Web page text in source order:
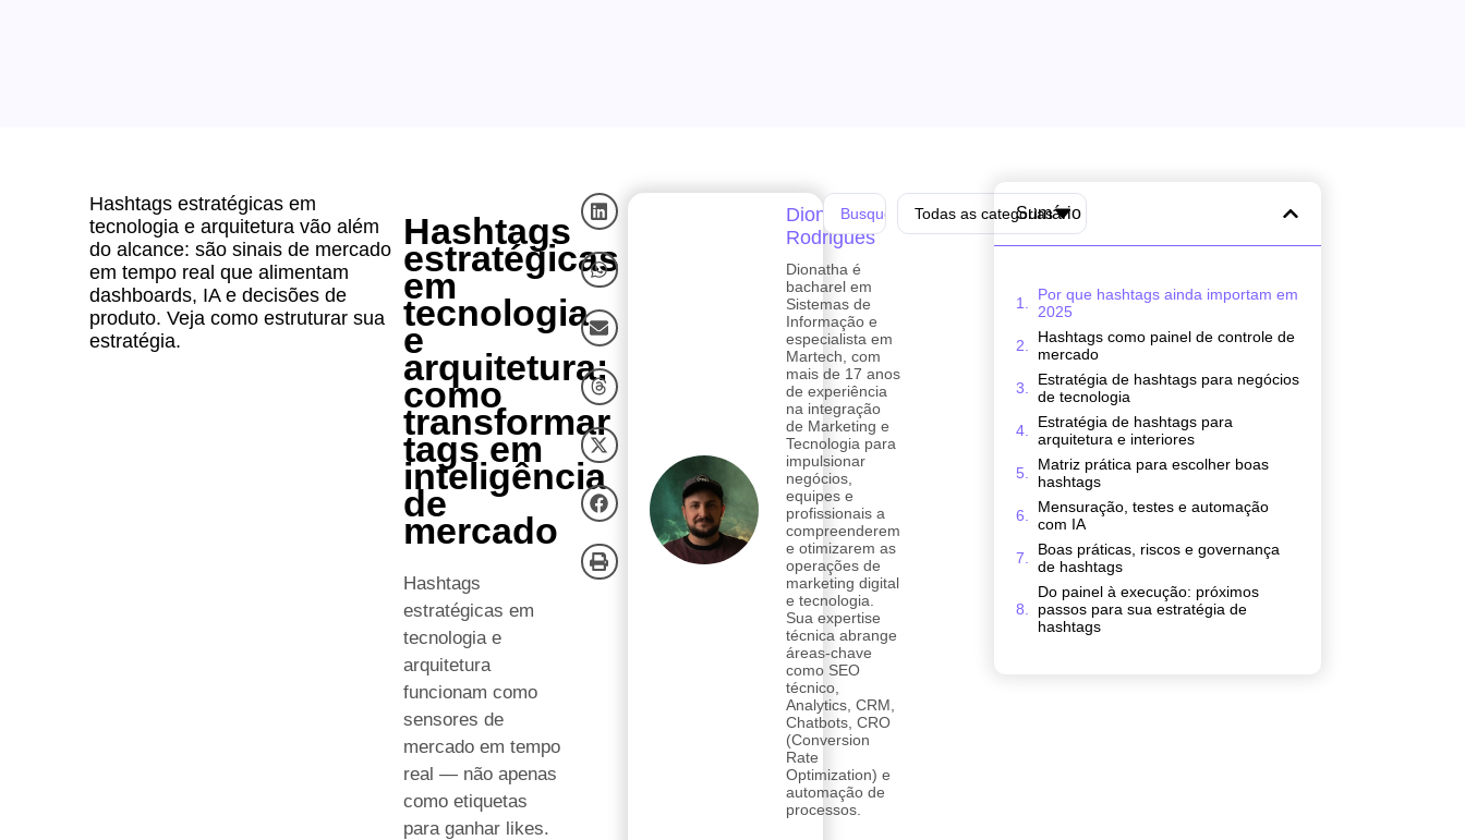
Hashtags estratégicas em
tecnologia e arquitetura vão além
do alcance: são sinais de mercado
em tempo real que alimentam
dashboards, IA e decisões de
produto. Veja como estruturar sua
estratégia.
Hashtags
estratégicas
em
tecnologia
e
arquitetura:
como
transformar
tags em
inteligência
de
mercado
Hashtags
estratégicas em
tecnologia e
arquitetura
funcionam como
sensores de
mercado em tempo
real — não apenas
como etiquetas
para ganhar likes.
Dionatha
Rodrigues
Dionatha é
bacharel em
Sistemas de
Informação e
especialista em
Martech, com
mais de 17 anos
de experiência
na integração
de Marketing e
Tecnologia para
impulsionar
negócios,
equipes e
profissionais a
compreenderem
e otimizarem as
operações de
marketing digital
e tecnologia.
Sua expertise
técnica abrange
áreas-chave
como SEO
técnico,
Analytics, CRM,
Chatbots, CRO
(Conversion
Rate
Optimization) e
automação de
processos.
Todas as categorias
Sumário
Por que hashtags ainda importam em
2025
Hashtags como painel de controle de
mercado
Estratégia de hashtags para negócios
de tecnologia
Estratégia de hashtags para
arquitetura e interiores
Matriz prática para escolher boas
hashtags
Mensuração, testes e automação
com IA
Boas práticas, riscos e governança
de hashtags
Do painel à execução: próximos
passos para sua estratégia de
hashtags